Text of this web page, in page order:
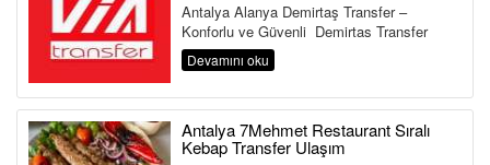
Antalya Alanya Demirtaş Transfer –
Konforlu ve Güvenli Demirtaş Transfer
Hizmeti Antalya Havalimanı&...
Devamını oku
Antalya 7Mehmet Restaurant Sıralı
Kebap Transfer Ulaşım